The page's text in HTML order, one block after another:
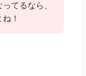
てるなら、
！